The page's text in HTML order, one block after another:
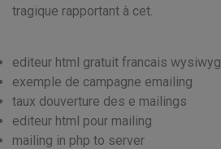
tragique rapportant à cet.
editeur html gratuit francais wysiwyg
exemple de campagne emailing
taux douverture des e mailings
editeur html pour mailing
mailing in php to server